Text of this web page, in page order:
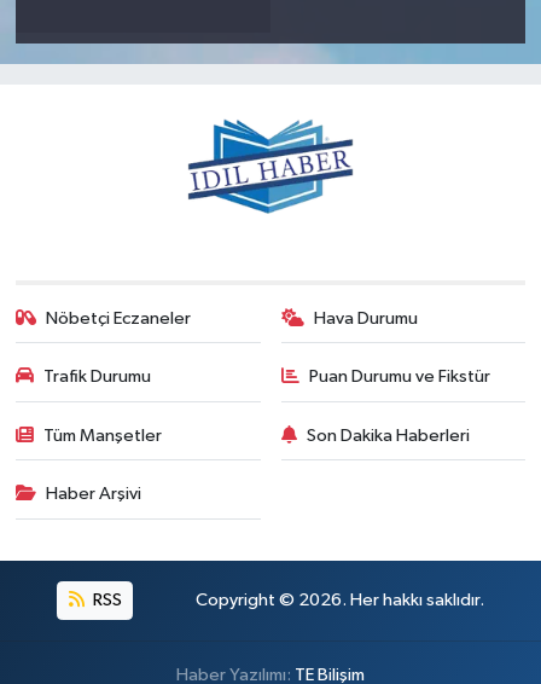
Nöbetçi Eczaneler Hava Durumu
Trafik Durumu Puan Durumu ve Fikstür
Tüm Manşetler Son Dakika Haberleri
Haber Arşivi
RSS Copyright © 2026. Her hakkı saklıdır.
Haber Yazılımı: TE Bilişim